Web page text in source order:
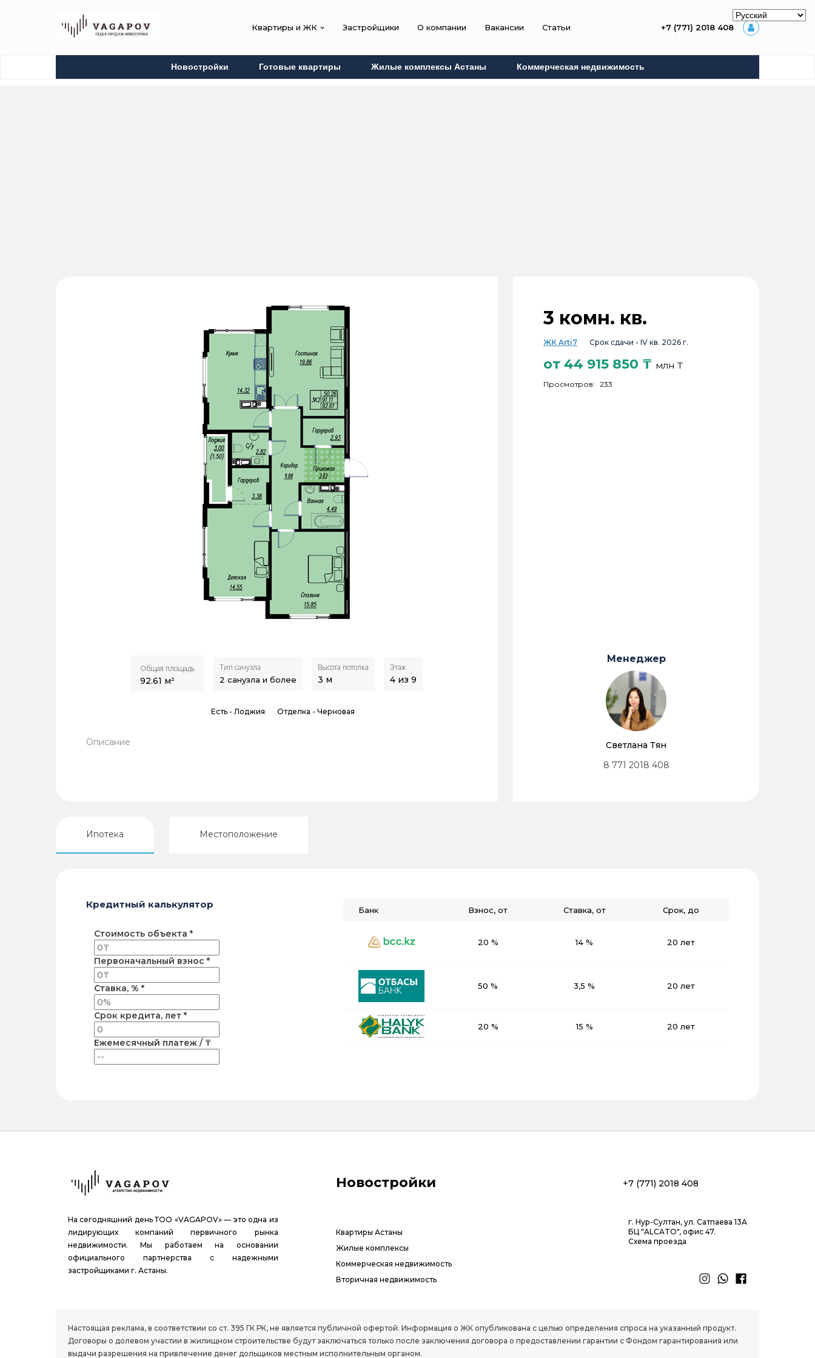
Квартиры и ЖК Застройщики О компании Вакансии Статьи +7 (771) 2018 408
Новостройки Готовые квартиры Жилые комплексы Астаны Коммерческая недвижимость
Общая площадь
92.61 м²
Тип санузла
2 санузла и более
Высота потолка
3 м
Этаж
4 из 9
Есть -Лоджия Отделка - Черновая
Описание
3 комн. кв.
ЖК Arti7 Срок сдачи - IV кв. 2026 г.
от 44 915 850 ₸ млн ₸
Просмотров: 233
Менеджер
Светлана Тян
8 771 2018 408
Ипотека Местоположение
Кредитный калькулятор
Стоимость объекта *
Первоначальный взнос *
Ставка, % *
Срок кредита, лет *
Ежемесячный платеж / ₸
Банк Взнос, от Ставка, от Срок, до
20 % 14 % 20 лет
50 % 3,5 % 20 лет
20 % 15 % 20 лет
На сегодняшний день ТОО «VAGAPOV» — это одна из
лидирующих компаний первичного рынка
недвижимости. Мы работаем на основании
официального партнерства с надежными
застройщиками г. Астаны.
Новостройки
Квартиры Астаны
Жилые комплексы
Коммерческая недвижимость
Вторичная недвижимость
+7 (771) 2018 408
г. Нур-Султан, ул. Сатпаева 13А
БЦ "ALCATO", офис 47.
Схема проезда
Настоящая реклама, в соответствии со ст. 395 ГК РК, не является публичной офертой. Информация о ЖК опубликована с целью определения спроса на указанный продукт.
Договоры о долевом участии в жилищном строительстве будут заключаться только после заключения договора о предоставлении гарантии с Фондом гарантирования или
выдачи разрешения на привлечение денег дольщиков местным исполнительным органом.